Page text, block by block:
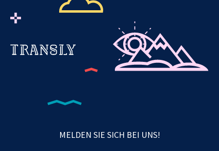
MELDEN SIE SICH BEI UNS!